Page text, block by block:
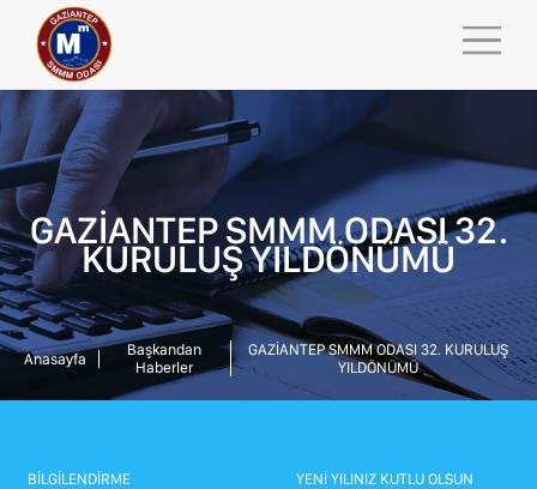
ANASAYFA
KURUMSAL
KURUMSAL
ODA KOMİSYONLARI
GSMMMO TV
GAZİANTEP SMMM ODASI 32.
KURULUŞ YILDÖNÜMÜ
Anasayfa
Başkandan
Haberler
GAZİANTEP SMMM ODASI 32. KURULUŞ
YILDÖNÜMÜ
BİLGİLENDİRME YENİ YILINIZ KUTLU OLSUN